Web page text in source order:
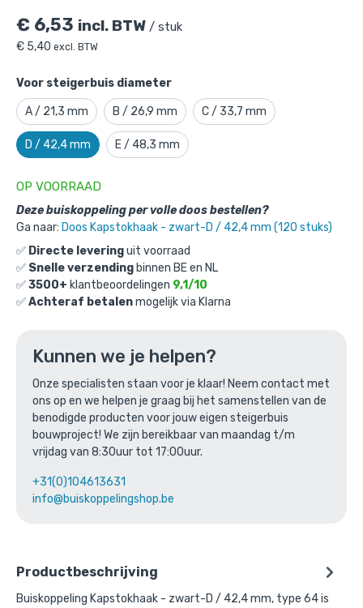
€ 6,53 incl. BTW / stuk
€ 5,40 excl. BTW
Voor steigerbuis diameter
A / 21,3 mm B / 26,9 mm C / 33,7 mm
D / 42,4 mm E / 48,3 mm
OP VOORRAAD
Deze buiskoppeling per volle doos bestellen?
Ga naar: Doos Kapstokhaak - zwart-D / 42,4 mm (120 stuks)
✅ Directe leveringuit voorraad
✅ Snelle verzending binnen BE en NL
✅3500+ klantbeoordelingen 9,1/10
✅Achteraf betalenmogelijk via Klarna
Kunnen we je helpen?
Onze specialisten staan voor je klaar! Neem contact met
ons op en we helpen je graag bij het samenstellen van de
benodigde producten voor jouw eigen steigerbuis
bouwproject! We zijn bereikbaar van maandag t/m
vrijdag van 8:30uur tot 17:00uur.
+31(0)104613631
info@buiskoppelingshop.be
Productbeschrijving
Buiskoppeling Kapstokhaak - zwart-D / 42,4 mm, type 64 is
Buiskoppeling Kapstokhaak - zwart-D
/ 42,4 mm
Productnummer: 101064ZWD
€6,53 incl. BTW/ stuk
€ 5,40 excl. BTW
Ga naar winkelmandje
Bovenstaande product wordt vaak
gecombineerd met: